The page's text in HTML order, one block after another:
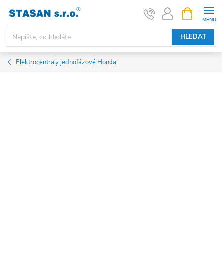
obsah
HLEDAT
NÁKUPNÍ
KOŠÍK
Elektrocentrály jednofázové Honda